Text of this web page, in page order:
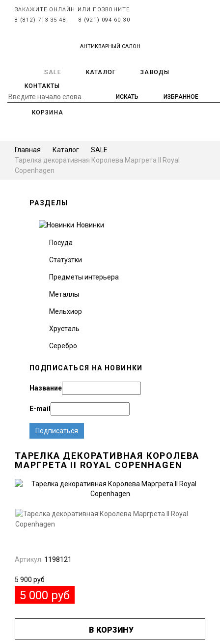
ЗАКАЖИТЕ ОНЛАЙН ИЛИ ПОЗВОНИТЕ
8 (812) 713 35 48,
8 (921) 094 60 30
АНТИКВАРНЫЙ САЛОН
SALE КАТАЛОГ
ЗАВОДЫ
КОНТАКТЫ
ИЗБРАННОЕ
КОРЗИНА
Главная Каталог
SALE
Тарелка декоративная Королева Маргрета II Royal
Copenhagen
РАЗДЕЛЫ
Новинки
Посуда
Статуэтки
Предметы интерьера
Металлы
Мельхиор
Хрусталь
Серебро
ПОДПИСАТЬСЯ НА НОВИНКИ
Название
E-mail
ТАРЕЛКА ДЕКОРАТИВНАЯ КОРОЛЕВА
МАРГРЕТА II ROYAL COPENHAGEN
Артикул: 1198121
5 900 руб
5 000 руб
В КОРЗИНУ